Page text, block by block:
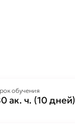
обучения
ак. ч. (10 дней)